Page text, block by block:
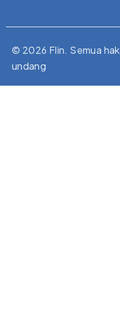
© 2026 Flin. Semua
undang